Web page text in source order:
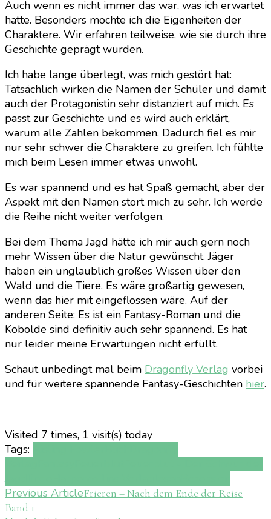
Auch wenn es nicht immer das war, was ich erwartet
hatte. Besonders mochte ich die Eigenheiten der
Charaktere. Wir erfahren teilweise, wie sie durch ihre
Geschichte geprägt wurden.
Ich habe lange überlegt, was mich gestört hat:
Tatsächlich wirken die Namen der Schüler und damit
auch der Protagonistin sehr distanziert auf mich. Es
passt zur Geschichte und es wird auch erklärt,
warum alle Zahlen bekommen. Dadurch fiel es mir
nur sehr schwer die Charaktere zu greifen. Ich fühlte
mich beim Lesen immer etwas unwohl.
Es war spannend und es hat Spaß gemacht, aber der
Aspekt mit den Namen stört mich zu sehr. Ich werde
die Reihe nicht weiter verfolgen.
Bei dem Thema Jagd hätte ich mir auch gern noch
mehr Wissen über die Natur gewünscht. Jäger
haben ein unglaublich großes Wissen über den
Wald und die Tiere. Es wäre großartig gewesen,
wenn das hier mit eingeflossen wäre. Auf der
anderen Seite: Es ist ein Fantasy-Roman und die
Kobolde sind definitiv auch sehr spannend. Es hat
nur leider meine Erwartungen nicht erfüllt.
Schaut unbedingt mal beim Dragonfly Verlag vorbei
und für weitere spannende Fantasy-Geschichten hier.
Visited 7 times, 1 visit(s) today
Tags:
Post
Previous ArticleFrieren – Nach dem Ende der Reise
Band 1